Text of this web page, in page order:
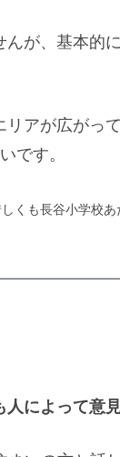
が、基本的
アが広がっ
です。
くも長谷小学校
によって意